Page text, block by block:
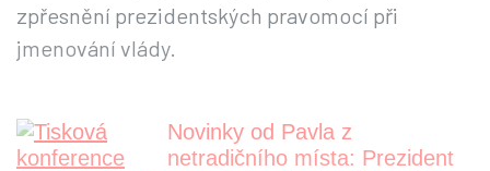
zpřesnění prezidentských pravomocí při
jmenování vlády.
Novinky od Pavla z
netradičního místa: Prezident